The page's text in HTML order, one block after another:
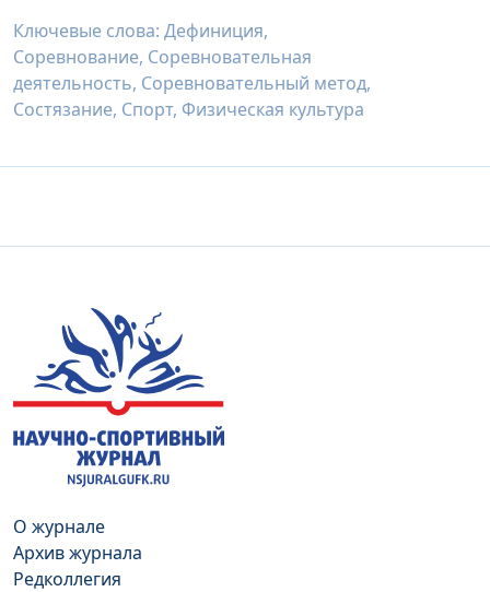
Ключевые слова: Дефиниция,
Соревнование, Соревновательная
деятельность, Соревновательный метод,
Состязание, Спорт, Физическая культура
О журнале
Архив журнала
Редколлегия